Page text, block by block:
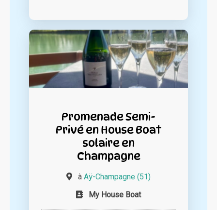
Promenade Semi-
Privé en House Boat
solaire en
Champagne
à Aÿ-Champagne (51)
My House Boat